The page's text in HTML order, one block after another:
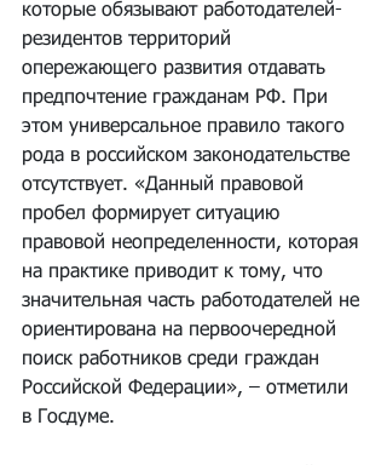
которые обязывают работодателей-
резидентов территорий
опережающего развития отдавать
предпочтение гражданам РФ. При
этом универсальное правило такого
рода в российском законодательстве
отсутствует. «Данный правовой
пробел формирует ситуацию
правовой неопределенности, которая
на практике приводит к тому, что
значительная часть работодателей не
ориентирована на первоочередной
поиск работников среди граждан
Российской Федерации», – отметили
в Госдуме.